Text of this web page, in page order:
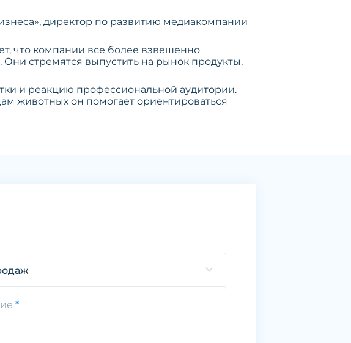
директор по развитию медиакомпании
что компании все более взвешенно
Они стремятся выпустить на рынок продукты,
и реакцию профессиональной аудитории.
животных он помогает ориентироваться